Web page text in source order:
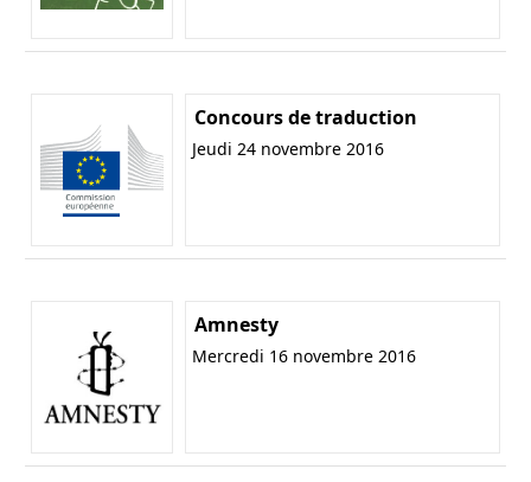
Concours de traduction
Jeudi 24 novembre 2016
Amnesty
Mercredi 16 novembre 2016